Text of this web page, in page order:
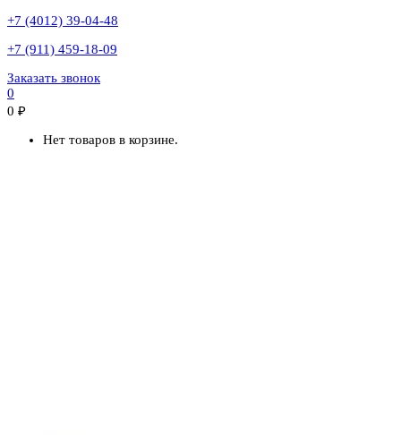
+7 (4012) 39-04-48
+7 (911) 459-18-09
Заказать звонок
0
0 ₽
Нет товаров в корзине.